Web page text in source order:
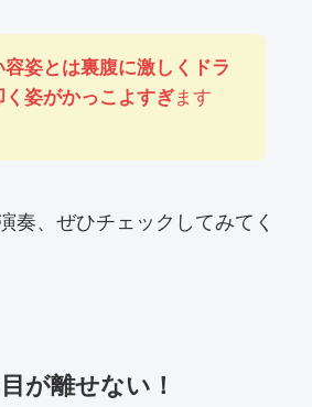
容姿とは裏腹に激しくドラ
く姿がかっこよすぎます
奏、ぜひチェックしてみてく
が離せない！